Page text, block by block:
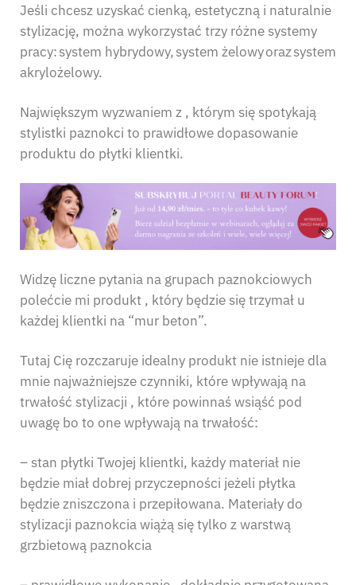
Jeśli chcesz uzyskać cienką, estetyczną i naturalnie
stylizację, można wykorzystać trzy różne systemy
pracy: system hybrydowy, system żelowy oraz system
akrylożelowy.
Największym wyzwaniem z , którym się spotykają
stylistki paznokci to prawidłowe dopasowanie
produktu do płytki klientki.
Widzę liczne pytania na grupach paznokciowych
polećcie mi produkt , który będzie się trzymał u
każdej klientki na “mur beton”.
Tutaj Cię rozczaruje idealny produkt nie istnieje dla
mnie najważniejsze czynniki, które wpływają na
trwałość stylizacji , które powinnaś wsiąść pod
uwagę bo to one wpływają na trwałość:
– stan płytki Twojej klientki, każdy materiał nie
będzie miał dobrej przyczepności jeżeli płytka
będzie zniszczona i przepiłowana. Materiały do
stylizacji paznokcia wiążą się tylko z warstwą
grzbietową paznokcia